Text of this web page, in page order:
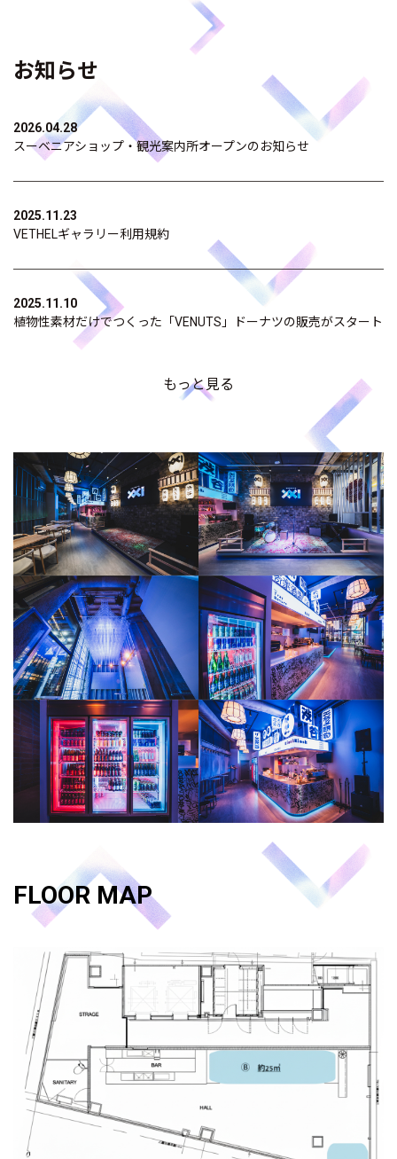
お知らせ
2026.04.28
スーベニアショップ・観光案内所オープンのお知らせ
2025.11.23
VETHELギャラリー利用規約
2025.11.10
植物性素材だけでつくった「VENUTS」ドーナツの販売がスタート
もっと見る
FLOOR MAP